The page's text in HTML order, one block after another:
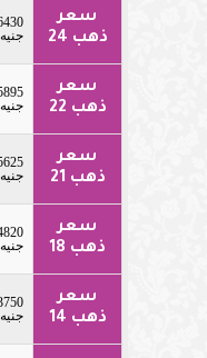
سعر
ذهب 24
جنيه
سعر
ذهب 22
جنيه
سعر
ذهب 21
جنيه
سعر
ذهب 18
جنيه
سعر
ذهب 14
جنيه